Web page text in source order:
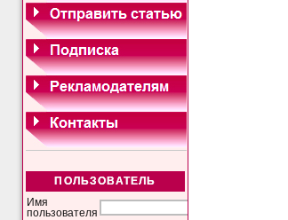
ПОЛЬЗОВАТЕЛЬ
Имя
пользователя